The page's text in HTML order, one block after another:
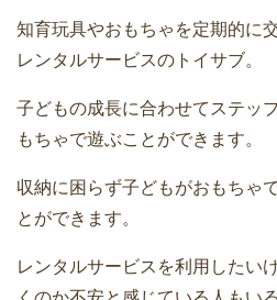
知育玩具やおもちゃを定期的に
レンタルサービスのトイサブ。
子どもの成長に合わせてステッ
もちゃで遊ぶことができます。
収納に困らず子どもがおもちゃ
とができます。
レンタルサービスを利用したい